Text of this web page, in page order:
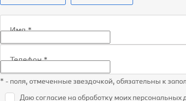
Имя*
Телефон*
* - поля, отмеченные звездочкой, обязательны к
Даю согласие на обработку моих персональных